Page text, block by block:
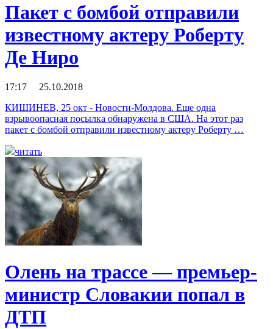
Пакет с бомбой отправили
известному актеру Роберту
Де Ниро
17:17 25.10.2018
КИШИНЕВ, 25 окт - Новости-Молдова. Еще одна
взрывоопасная посылка обнаружена в США. На этот раз
пакет с бомбой отправили известному актеру Роберту …
читать
Олень на трассе — премьер-
министр Словакии попал в
ДТП